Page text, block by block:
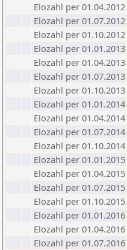
Elozahl per 01.04.2012
Elozahl per 01.07.2012
Elozahl per 01.10.2012
Elozahl per 01.01.2013
Elozahl per 01.04.2013
Elozahl per 01.07.2013
Elozahl per 01.10.2013
Elozahl per 01.01.2014
Elozahl per 01.04.2014
Elozahl per 01.07.2014
Elozahl per 01.10.2014
Elozahl per 01.01.2015
Elozahl per 01.04.2015
Elozahl per 01.07.2015
Elozahl per 01.10.2015
Elozahl per 01.01.2016
Elozahl per 01.04.2016
Elozahl per 01.07.2016